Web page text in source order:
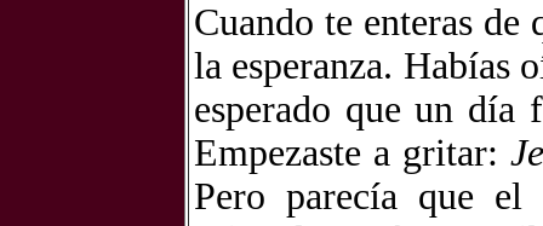
Cuando te enteras de
la esperanza. Habías
esperado que un día
Empezaste a gritar:
Pero parecía que